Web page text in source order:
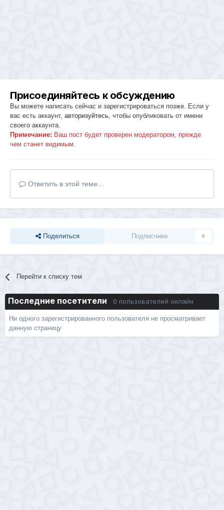
Присоединяйтесь к обсуждению
Вы можете написать сейчас и зарегистрироваться позже. Если у
вас есть аккаунт, авторизуйтесь, чтобы опубликовать от имени
своего аккаунта.
Примечание: Ваш пост будет проверен модератором, прежде
чем станет видимым.
Ответить в этой теме...
Поделиться Подписчики 0
Перейти к списку тем
Последние посетители 0 пользователей онлайн
Ни одного зарегистрированного пользователя не просматривает
данную страницу